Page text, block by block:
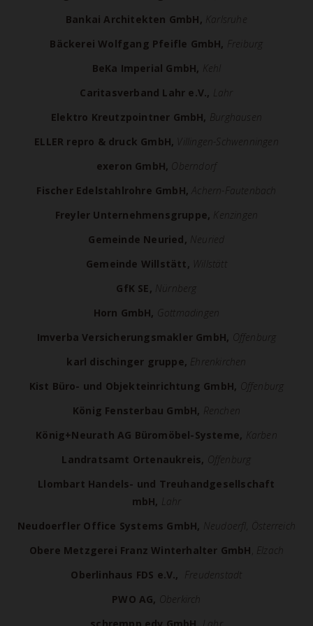
Bankai Architekten GmbH, Karlsruhe
Bäckerei Wolfgang Pfeifle GmbH, Freiburg
BeKa Imperial GmbH, Kehl
Caritasverband Lahr e.V., Lahr
Elektro Kreutzpointner GmbH, Burghausen
ELLER repro & druck GmbH, Villingen-Schwenningen
exeron GmbH, Oberndorf
Fischer Edelstahlrohre GmbH, Achern-Fautenbach
Freyler Unternehmensgruppe, Kenzingen
Gemeinde Neuried, Neuried
Gemeinde Willstätt, Willstätt
GfK SE, Nürnberg
Horn GmbH, Gottmadingen
Imverba Versicherungsmakler GmbH, Offenburg
karl dischinger gruppe, Ehrenkirchen
Kist Büro- und Objekteinrichtung GmbH, Offenburg
König Fensterbau GmbH, Renchen
König+Neurath AG Büromöbel-Systeme, Karben
Landratsamt Ortenaukreis, Offenburg
Llombart Handels- und Treuhandgesellschaft
mbH, Lahr
Neudoerfler Office Systems GmbH, Neudoerfl, Österreich
Obere Metzgerei Franz Winterhalter GmbH Elzach
Oberlinhaus FDS e.V.,
Freudenstadt
PWO AG, Oberkirch